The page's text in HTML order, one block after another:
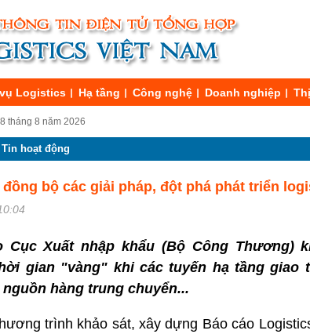
Logistics Hạ tầng Công nghệ Doanh nghiệp
tháng 8 năm 2026
Tin hoạt động
bộ các giải pháp, đột phá phát triển
Cục Xuất nhập khẩu (Bộ Công Thương)
gian "vàng" khi các tuyến hạ tầng giao
nguồn hàng trung chuyển...
trình khảo sát, xây dựng Báo cáo